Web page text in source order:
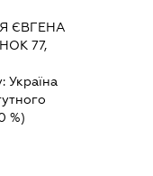
ЄВГЕНА
77,
Україна
%)